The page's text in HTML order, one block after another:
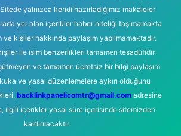
yalnızca kendi hazırladığımız makaleler
yer alan içerikler haber niteliği taşımamakta
kişiler hakkında paylaşım yapılmamaktadır.
ile isim benzerlikleri tamamen tesadüfidir.
ve tamamen ücretsiz bir bilgi paylaşım
ve yasal düzenlemelere aykırı olduğunu
backlinkpanelicomtr@gmail.comadresine
ilgili içerikler yasal süre içerisinde sitemizden
kaldırılacaktır.